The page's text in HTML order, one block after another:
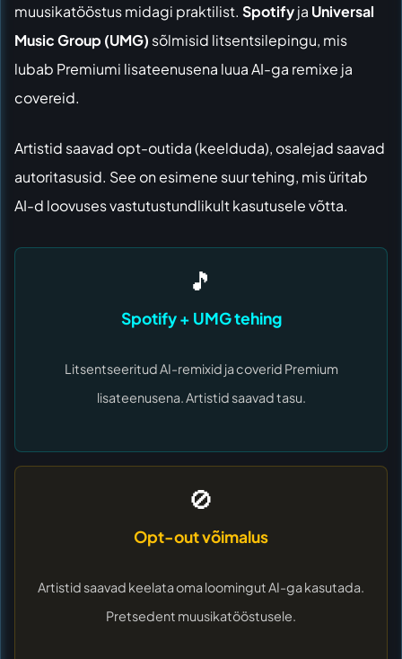
muusikatööstus midagi praktilist. Spotifyja Universal
Music Group (UMG) sõlmisid litsentsilepingu, mis
lubab Premiumi lisateenusena luua AI-ga remixe ja
covereid.
Artistid saavad opt-outida (keelduda), osalejad saavad
autoritasusid. See on esimene suur tehing, mis üritab
AI-d loovuses vastutustundlikult kasutusele võtta.
🎵
Spotify + UMG tehing
Litsentseeritud AI-remixid ja coverid Premium
lisateenusena. Artistid saavad tasu.
🚫
Opt-out võimalus
Artistid saavad keelata oma loomingut AI-ga kasutada.
Pretsedent muusikatööstusele.